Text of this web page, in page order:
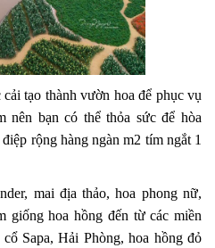
tạo thành vườn hoa để phục vụ
nên bạn có thể thỏa sức để hòa
rộng hàng ngàn m2 tím ngắt 1
mai địa thảo, hoa phong nữ,
giống hoa hồng đến từ các miền
Sapa, Hải Phòng, hoa hồng đỏ